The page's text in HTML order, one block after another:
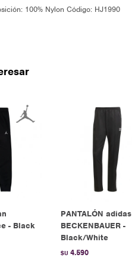
100% Nylon Código: HJ1990
- Black
PANTALÓN adidas
BECKENBAUER -
Black/White
$U 4.590